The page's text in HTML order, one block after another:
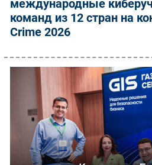
международные
команд из 12 стран на
Crime 2026